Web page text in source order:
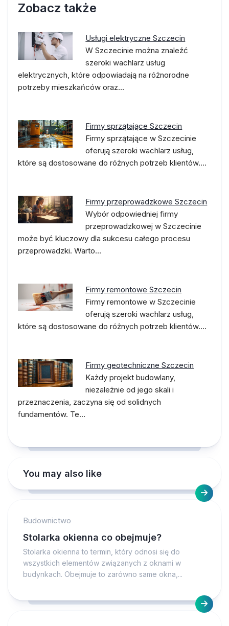
Zobacz także
Usługi elektryczne Szczecin
W Szczecinie można znaleźć
szeroki wachlarz usług
elektrycznych, które odpowiadają na różnorodne
potrzeby mieszkańców oraz…
Firmy sprzątające Szczecin
Firmy sprzątające w Szczecinie
oferują szeroki wachlarz usług,
które są dostosowane do różnych potrzeb klientów.…
Firmy przeprowadzkowe Szczecin
Wybór odpowiedniej firmy
przeprowadzkowej w Szczecinie
może być kluczowy dla sukcesu całego procesu
przeprowadzki. Warto…
Firmy remontowe Szczecin
Firmy remontowe w Szczecinie
oferują szeroki wachlarz usług,
które są dostosowane do różnych potrzeb klientów.…
Firmy geotechniczne Szczecin
Każdy projekt budowlany,
niezależnie od jego skali i
przeznaczenia, zaczyna się od solidnych
fundamentów. Te…
You may also like
Budownictwo
Stolarka okienna co obejmuje?
Stolarka okienna to termin, który odnosi się do
wszystkich elementów związanych z oknami w
budynkach. Obejmuje to zarówno same okna,...